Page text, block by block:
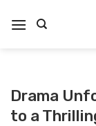
na
Drama
to a